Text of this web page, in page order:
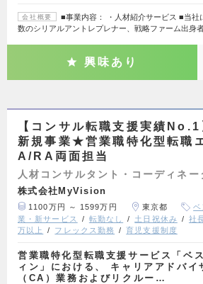
会社概要
■事業内容： ・人材紹介サービス ■当社
数のシリアルアントレプレナー、戦略ファーム出身
興味あり
【コンサル転職支援実績
新規事業★営業職特化型転職
A/RA両面担当
人材コンサルタント・コーディネー
株式会社MyVision
1100万円 ～ 1599万円 東京都 ベ
業・新サービス
転勤なし 土日祝休み 社
万以上
フレックス勤務 育児支援制度
営業職特化型転職支援サービス「ベ
ィン」における、 キャリアアドバイ
（CA）業務およびリクルー…